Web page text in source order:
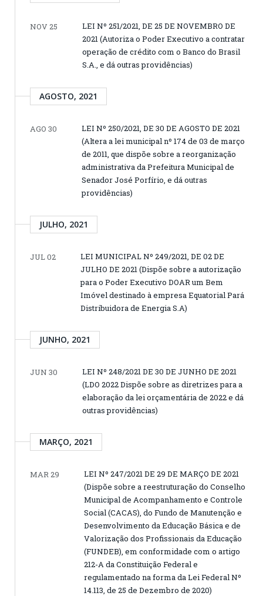
NOV 25
LEI Nº 251/2021, DE 25 DE NOVEMBRO DE
2021 (Autoriza o Poder Executivo a contratar
operação de crédito com o Banco do Brasil
S.A., e dá outras providências)
AGOSTO, 2021
AGO 30
LEI Nº 250/2021, DE 30 DE AGOSTO DE 2021
(Altera a lei municipal nº 174 de 03 de março
de 2011, que dispõe sobre a reorganização
administrativa da Prefeitura Municipal de
Senador José Porfírio, e dá outras
providências)
JULHO, 2021
JUL 02
LEI MUNICIPAL Nº 249/2021, DE 02 DE
JULHO DE 2021 (Dispõe sobre a autorização
para o Poder Executivo DOAR um Bem
Imóvel destinado à empresa Equatorial Pará
Distribuidora de Energia S.A)
JUNHO, 2021
JUN 30
LEI Nº 248/2021 DE 30 DE JUNHO DE 2021
(LDO 2022 Dispõe sobre as diretrizes para a
elaboração da lei orçamentária de 2022 e dá
outras providências)
MARÇO, 2021
MAR 29
LEI Nº 247/2021 DE 29 DE MARÇO DE 2021
(Dispõe sobre a reestruturação do Conselho
Municipal de Acompanhamento e Controle
Social (CACAS), do Fundo de Manutenção e
Desenvolvimento da Educação Básica e de
Valorização dos Profissionais da Educação
(FUNDEB), em conformidade com o artigo
212-A da Constituição Federal e
regulamentado na forma da Lei Federal Nº
14.113, de 25 de Dezembro de 2020)